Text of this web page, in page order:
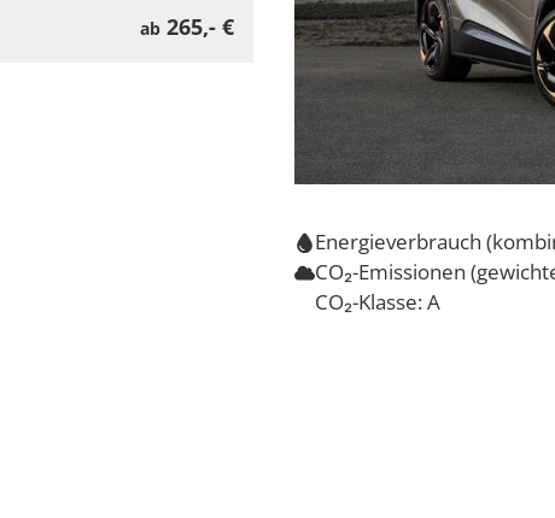
ab 265,- €
Energieverbrauch
CO₂-Emissionen
CO₂-Klasse:A